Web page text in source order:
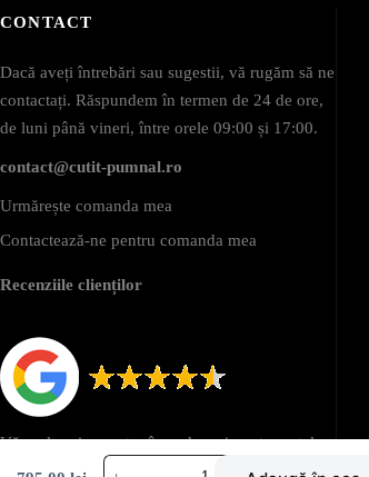
CONTACT
Dacă aveți întrebări sau sugestii, vă rugăm să ne
contactați. Răspundem în termen de 24 de ore,
de luni până vineri, între orele 09:00 și 17:00.
contact@cutit-pumnal.ro
Urmărește comanda mea
Contactează-ne pentru comanda mea
Recenziile clienților
Vă mulțumim pentru încredere și pentru sutele
de recenzii pozitive din partea clienților noștri.
Cantitate